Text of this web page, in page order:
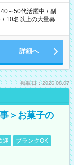
40～50代活躍中 / 副
/ 10名以上の大量募
詳細へ
掲載日：2026.08.07
＞お菓子の
迎
ブランクOK